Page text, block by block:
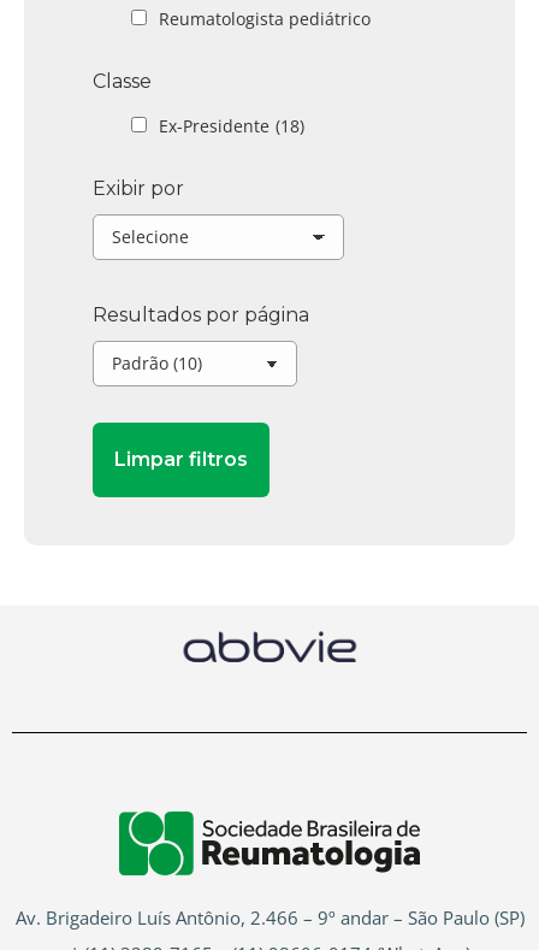
Reumatologista pediátrico
Classe
Ex-Presidente (18)
Exibir por
Resultados por página
Av. Brigadeiro Luís Antônio, 2.466 – 9º andar – São Paulo (SP)